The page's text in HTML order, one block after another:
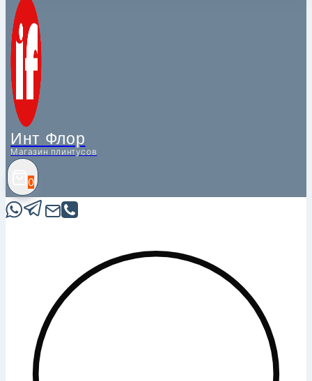
Инт Флор
Магазин плинтусов
0